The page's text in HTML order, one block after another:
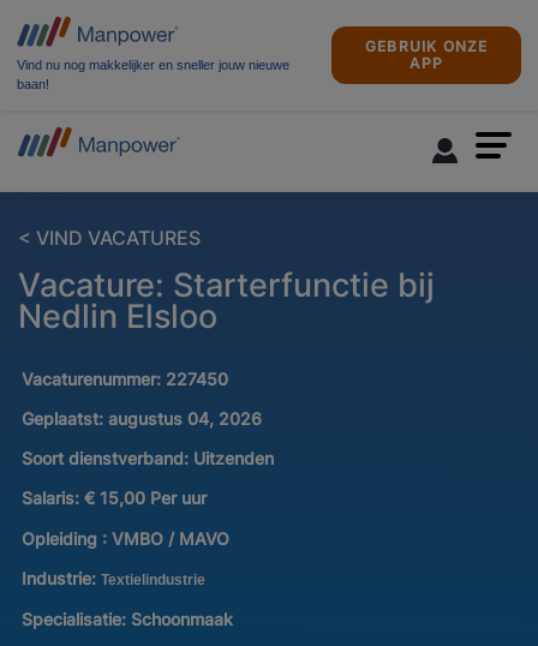
Vind nu nog makkelijker en sneller jouw nieuwe
baan!
GEBRUIK ONZE
APP
< VIND VACATURES
Vacature: Starterfunctie bij
Nedlin Elsloo
Vacaturenummer: 227450
Geplaatst: augustus 04, 2026
Soort dienstverband: Uitzenden
Salaris: € 15,00 Per uur
Opleiding : VMBO / MAVO
Industrie: Textielindustrie
Specialisatie: Schoonmaak